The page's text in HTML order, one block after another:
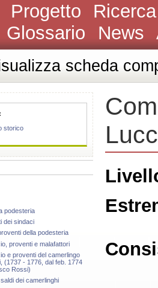
Progetto
Glossario News
scheda
storico
podesteria
dei sindaci
della podesteria
proventi e malafattori
e proventi del camerlingo
(1737 - 1776, dal feb. 1774
Rossi)
dei camerlinghi